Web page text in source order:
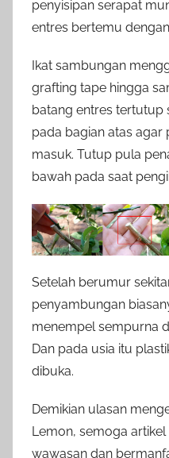
penyisipan serapat
entres bertemu
Ikat sambungan
grafting tape hingga
batang entres tertutup
pada bagian atas agar
masuk. Tutup pula
bawah pada saat
Setelah berumur
penyambungan
menempel sempurna
Dan pada usia itu
dibuka.
Demikian ulasan
Lemon, semoga
wawasan dan